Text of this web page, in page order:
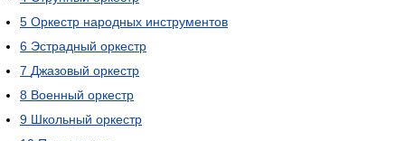
5 Оркестр народных инструментов
6 Эстрадный оркестр
7 Джазовый оркестр
8 Военный оркестр
9 Школьный оркестр